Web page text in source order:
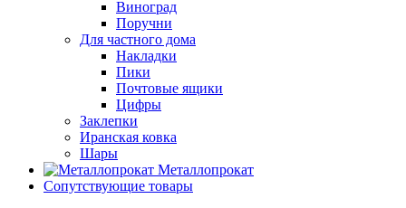
Виноград
Поручни
Для частного дома
Накладки
Пики
Почтовые ящики
Цифры
Заклепки
Иранская ковка
Шары
Металлопрокат
Сопутствующие товары